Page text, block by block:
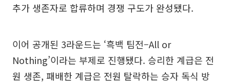
추가 생존자로 합류하며 경쟁 구도가 완성됐다.
이어 공개된 3라운드는 ‘흑백 팀전–All or
Nothing’이라는 부제로 진행됐다. 승리한 계급은 전
원 생존, 패배한 계급은 전원 탈락하는 승자 독식 방